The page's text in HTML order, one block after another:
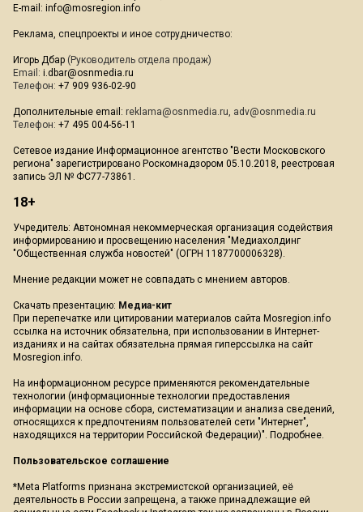
E-mail: info@mosregion.info
Реклама, спецпроекты и иное сотрудничество:
Игорь Дбар (Руководитель отдела продаж)
Email: i.dbar@osnmedia.ru
Телефон: +7 909 936-02-90
Дополнительные email: reklama@osnmedia.ru, adv@osnmedia.ru
Телефон: +7 495 004-56-11
Сетевое издание Информационное агентство "Вести Московского
региона" зарегистрировано Роскомнадзором 05.10.2018, реестровая
запись ЭЛ № ФС77-73861.
18+
Учредитель: Автономная некоммерческая организация содействия
информированию и просвещению населения "Медиахолдинг
"Общественная служба новостей" (ОГРН 1187700006328).
Мнение редакции может не совпадать с мнением авторов.
Скачать презентацию: Медиа-кит
При перепечатке или цитировании материалов сайта Mosregion.info
ссылка на источник обязательна, при использовании в Интернет-
изданиях и на сайтах обязательна прямая гиперссылка на сайт
Mosregion.info.
На информационном ресурсе применяются рекомендательные
технологии (информационные технологии предоставления
информации на основе сбора, систематизации и анализа сведений,
относящихся к предпочтениям пользователей сети "Интернет",
находящихся на территории Российской Федерации)". Подробнее.
Пользовательское соглашение
*Meta Platforms признана экстремистской организацией, её
деятельность в России запрещена, а также принадлежащие ей